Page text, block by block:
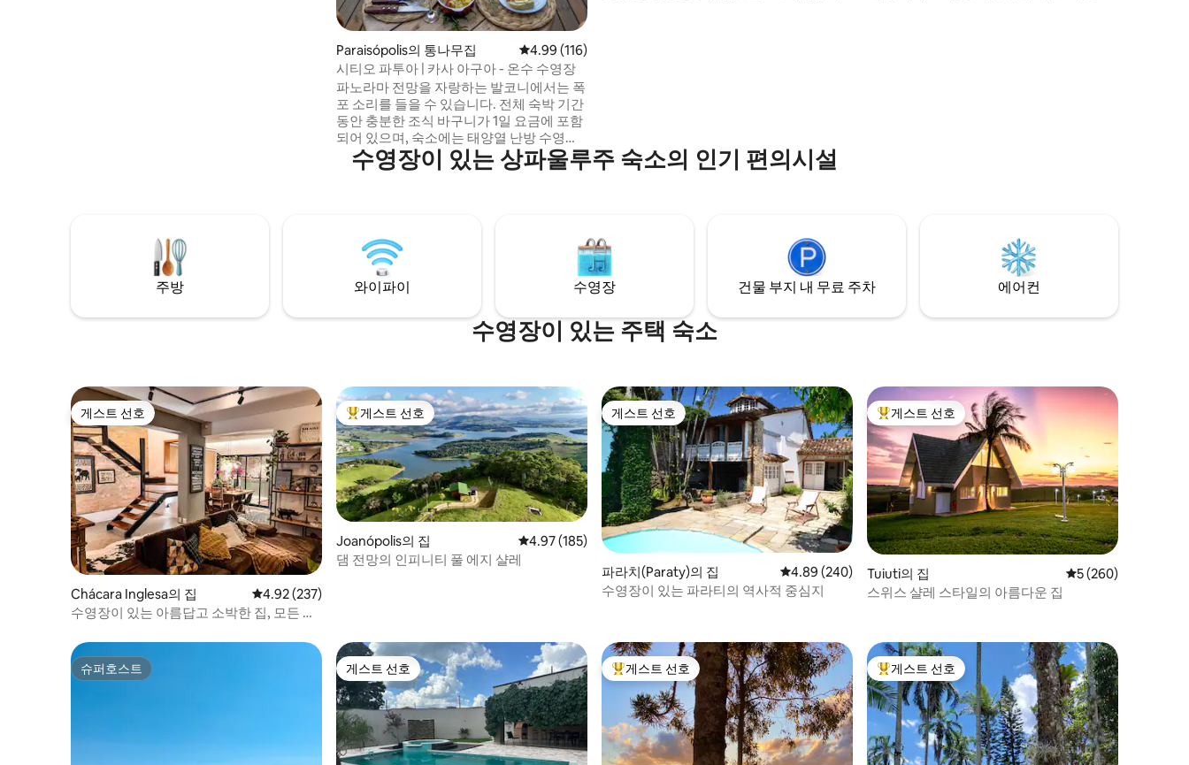
Paraisópolis의 통나무집 평점 4.99점(5점 만점), 후기 116개
4.99 (116)
시티오 파투아 | 카사 아구아 - 온수 수영장
파노라마 전망을 자랑하는 발코니에서는 폭
포 소리를 들을 수 있습니다. 전체 숙박 기간
동안 충분한 조식 바구니가 1일 요금에 포함
되어 있으며, 숙소에는 태양열 난방 수영장
과 침실에 프로젝터가 있습니다. 사우나 공
간에는 또 다른 수영장이 있으며, 이 수영장
방에는 냄비와 조리 도구, 편안한 숙박을 위
한 몇 가지 물품이 완비되어 있습니다.
수영장이 있는 상파울루주 숙소의 인기 편의시설
주방 와이파이 수영장 건물 부지 내 무료 주차 에어컨
수영장이 있는 주택 숙소
게스트 선호
게스트 선호
Chácara Inglesa의 집 평점 4.92점(5점 만점), 후기 237개
4.92 (237)
수영장이 있는 아름답고 소박한 집, 모든 것
상위 게스트 선호
게스트 선호
Joanópolis의 집 평점 4.97점(5점 만점), 후기 185개
4.97 (185)
댐 전망의 인피니티 풀 에지 샬레
게스트 선호
게스트 선호
파라치(Paraty)의 집 평점 4.89점(5점 만점), 후기 240개
4.89 (240)
수영장이 있는 파라티의 역사적 중심지
상위 게스트 선호
게스트 선호
Tuiuti의 집 평점 5점(5점 만점),
5 (260)
스위스 샬레 스타일의 아름다운 집
슈퍼호스트
슈퍼호스트 게스트 선호
게스트 선호 상위 게스트 선호
게스트 선호 상위 게스트 선호
게스트 선호